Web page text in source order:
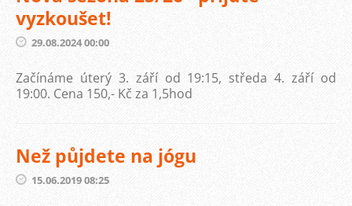
vyzkoušet!
29.08.2024 00:00
Začínáme úterý 3. září od 19:15, středa 4. září od
19:00. Cena 150,- Kč za 1,5hod
Než půjdete na jógu
15.06.2019 08:25